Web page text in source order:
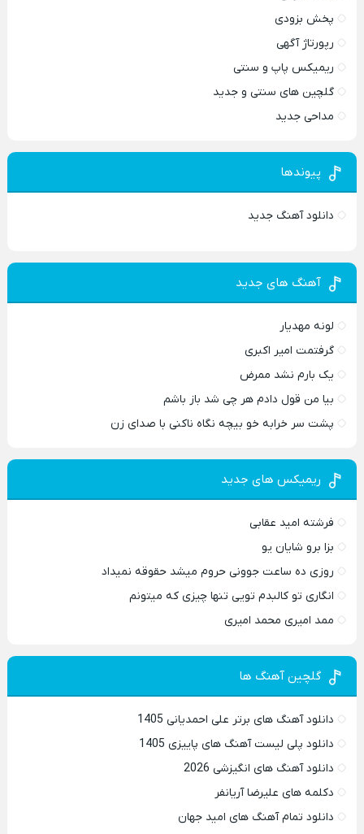
پخش بزودی
رپورتاژ آگهی
ریمیکس پاپ و سنتی
گلچین های سنتی و جدید
مداحی جدید
پیوندها
دانلود آهنگ جدید
آهنگ های جدید
لونه مهدیار
گرفتمت امیر اکبری
یک بارم نشد ممرض
بیا من قول دادم هر چی شد باز باشم
پشت سر خرابه خو بیچه نگاه ناکنی با صدای زن
ریمیکس های جدید
فرشته امید عقابی
بزا برو شایان یو
روزی ده ساعت جوونی حروم میشد حقوقه نمیداد
انگاری تو کالبدم تویی تنها چیزی که میتونم
ممد امیری محمد امیری
گلچین آهنگ ها
دانلود آهنگ های برتر علی احمدیانی 1405
دانلود پلی لیست آهنگ های پاییزی 1405
دانلود آهنگ های انگیزشی 2026
دکلمه های علیرضا آریانفر
دانلود تمام آهنگ های امید جهان